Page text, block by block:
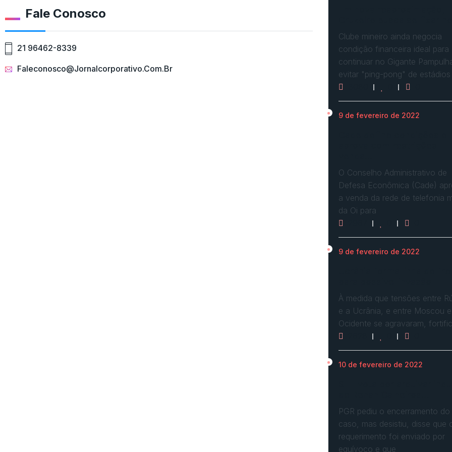
Fale Conosco
21 96462-8339
Faleconosco@jornalcorporativo.com.br
Clube mineiro ainda negocia
condição financeira ideal para
continuar no Gigante
evitar "ping-pong" de estádios
9 de fevereiro de 2022
O Conselho Administrativo de
Defesa Econômica (Cade)
a venda da rede de telefonia
da Oi para
9 de fevereiro de 2022
À medida que tensões entre
e a Ucrânia, e entre Moscou
Ocidente se agravaram,
10 de fevereiro de 2022
PGR pediu o encerramento do
caso, mas desistiu, disse que
requerimento foi enviado por
equívoco e que